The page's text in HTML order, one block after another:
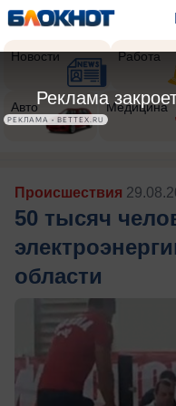
Новости Работа
Авто Медицина
Происшествия
50 тысяч
области
Реклама
РЕКЛАМА • BETTEX.RU